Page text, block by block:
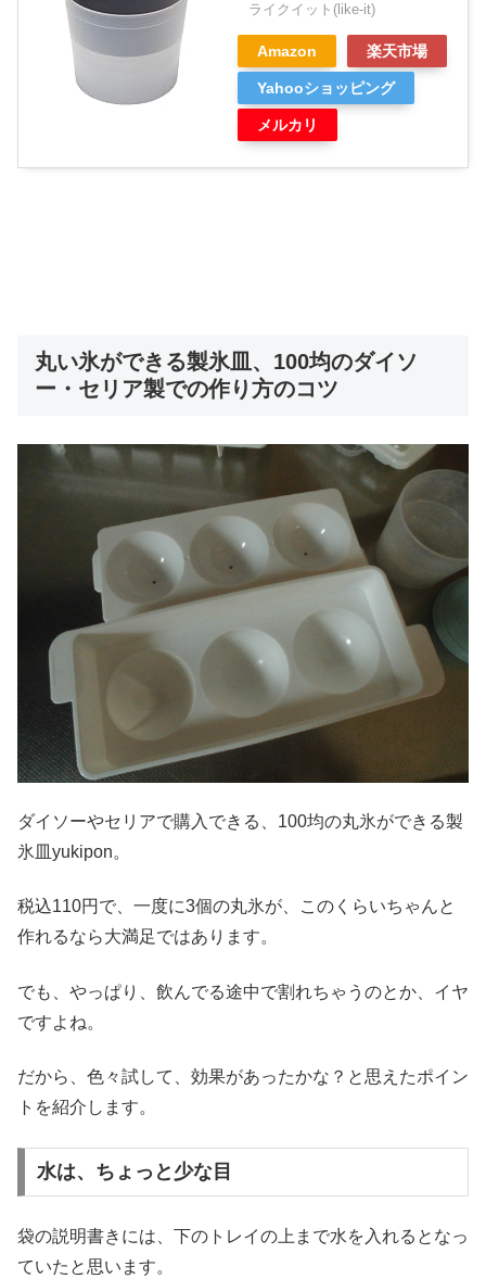
ライクイット(like-it)
Amazon 楽天市場
Yahooショッピング
メルカリ
丸い氷ができる製氷皿、100均のダイソ
ー・セリア製での作り方のコツ
ダイソーやセリアで購入できる、100均の丸氷ができる製
氷皿yukipon。
税込110円で、一度に3個の丸氷が、このくらいちゃんと
作れるなら大満足ではあります。
でも、やっぱり、飲んでる途中で割れちゃうのとか、イヤ
ですよね。
だから、色々試して、効果があったかな？と思えたポイン
トを紹介します。
水は、ちょっと少な目
袋の説明書きには、下のトレイの上まで水を入れるとなっ
ていたと思います。